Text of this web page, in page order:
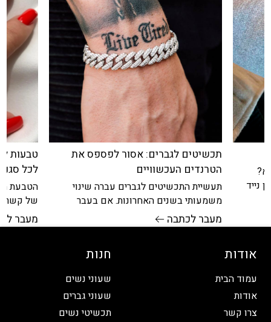
נייד
תכשיטים לגברים: אסור לפספס את
הטרנדים העכשוויים
תעשיית התכשיטים לגברים עברה שינוי
משמעותי בשנים האחרונות. אם בעבר
התכשיטים לגברים היו נחשבים לפריט
מותרות או משהו שולי, כיום
מעבר לכתבה
טבעות
לכל
הטבעת
של קשר,
בטבעת
מעבר
אודות
עמוד הבית
אודות
צרו קשר
חנות
שעוני נשים
שעוני גברים
תכשיטי נשים